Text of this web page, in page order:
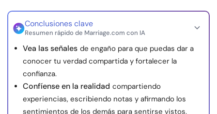
© Copyright 2026. Todos los derechos reservados.
Conclusiones clave
Resumen rápido de Marriage.com con IA
Vea las señales de engaño para que puedas dar a
conocer tu verdad compartida y fortalecer la
confianza.
Confíense en la realidad compartiendo
experiencias, escribiendo notas y afirmando los
sentimientos de los demás para sentirse vistos.